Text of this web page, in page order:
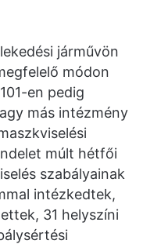
járművön
módon
en pedig
más intézmény
múlt hétfői
szabályainak
intézkedtek,
31 helyszíni